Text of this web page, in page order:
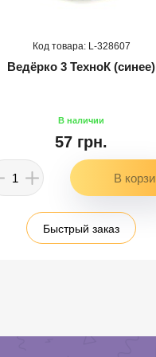
328607
Ведёрко 3 ТехноК (синее)
57 грн.
Быстрый заказ